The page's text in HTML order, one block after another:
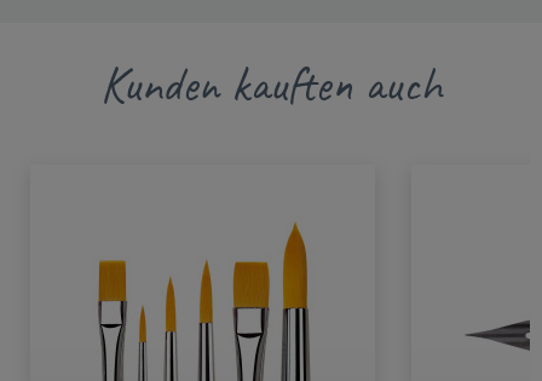
Kunden kauften auch